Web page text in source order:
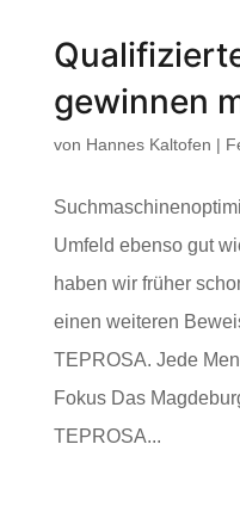
gewinnen
von Hannes Kaltofen |
Umfeld ebenso gut
haben wir früher
einen weiteren
TEPROSA. Jede
Fokus Das
TEPROSA...